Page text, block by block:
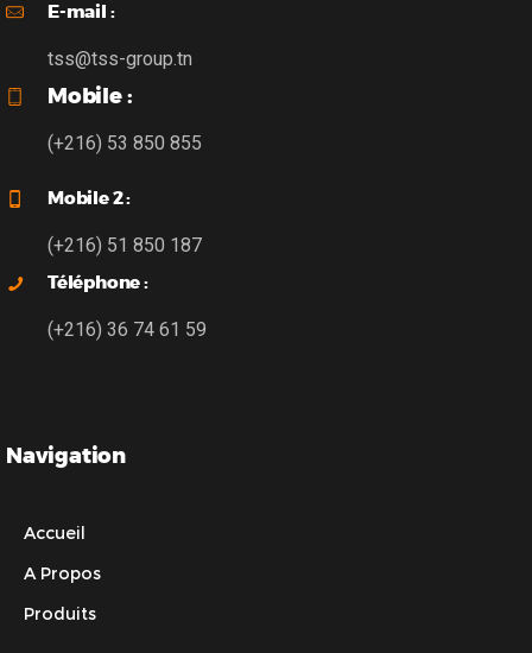
E-mail :
tss@tss-group.tn
Mobile :
(+216) 53 850 855
Mobile 2 :
(+216) 51 850 187
Téléphone :
(+216) 36 74 61 59
Navigation
Accueil
A Propos
Produits